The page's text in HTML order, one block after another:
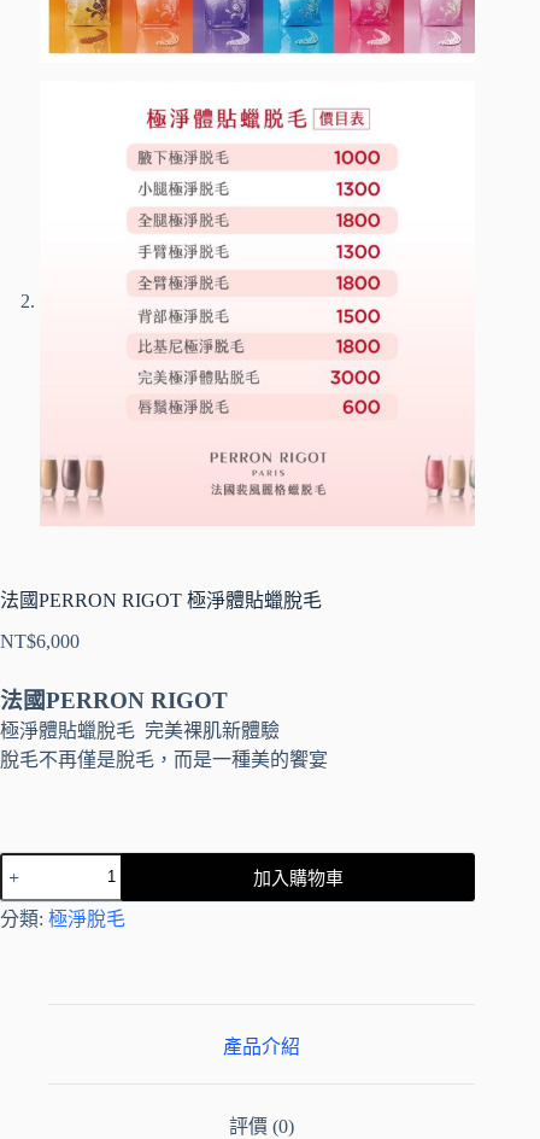
法國PERRON RIGOT 極淨體貼蠟脫毛
NT$6,000
法國PERRON RIGOT
極淨體貼蠟脫毛 完美裸肌新體驗
脫毛不再僅是脫毛，而是一種美的饗宴
加入購物車
A
分類: 極淨脫毛
產品介紹
評價 (0)